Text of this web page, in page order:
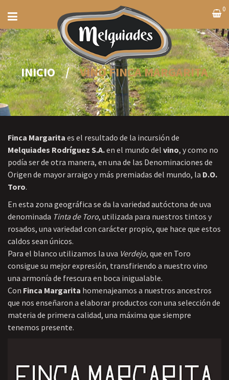
0
INICIO / VINO FINCA MARGARITA
Finca Margarita es el resultado de la incursión de
Melquiades Rodríguez S.A.en el mundo del vino, y como no
podía ser de otra manera, en una de las Denominaciones de
Origen de mayor arraigo y más premiadas del mundo, la D.O.
Toro.
En esta zona geográfica se da la variedad autóctona de uva
denominada Tinta de Toro, utilizada para nuestros tintos y
rosados, una variedad con carácter propio, que hace que estos
caldos sean únicos.
Para el blanco utilizamos la uva Verdejo, que en Toro
consigue su mejor expresión, transfiriendo a nuestro vino
una armonía de frescura en boca inigualable.
Con Finca Margarita homenajeamos a nuestros ancestros
que nos enseñaron a elaborar productos con una selección de
materia de primera calidad, una máxima que siempre
tenemos presente.